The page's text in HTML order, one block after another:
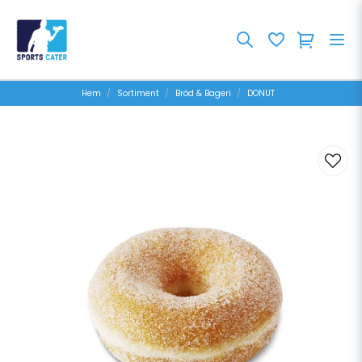
Hem Sortiment Bröd & Bageri DONUT